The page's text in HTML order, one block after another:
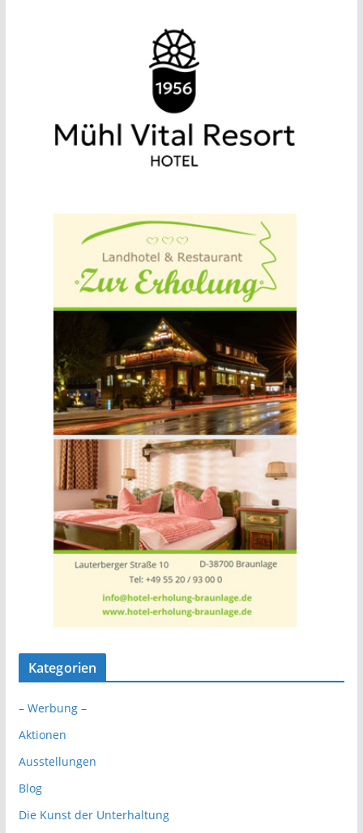
Kategorien
– Werbung –
Aktionen
Ausstellungen
Blog
Die Kunst der Unterhaltung